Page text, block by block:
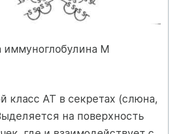
иммуноглобулина М
класс АТ в секретах (слюна,
на поверхность